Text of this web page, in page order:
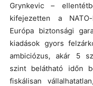
Grynkevic –
kifejezetten a
Európa biztonsági
kiadások gyors
ambiciózus, akár 5
szint belátható időn
fiskálisan